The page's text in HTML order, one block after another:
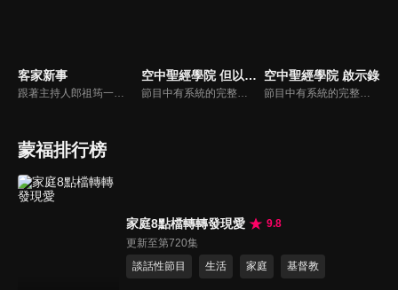
客家新事
跟著主持人郎祖筠一起關心客家事，體驗客家文化之美，透過見證分享一同經歷上帝的恩典。
空中聖經學院 但以理書
節目中有系統的完整講解聖經真理，邀請受過解經講道訓練的老師，按著正意分解真理的道，帶領弟兄姊妹更深的了解聖經的浩瀚與偉大。
空中聖經學院 啟示錄
節目中有系統的完整講解聖經真理，邀請受過解經講道訓練的老師，按著正意分解真理的道，帶領弟兄姊妹更深的了解聖經的浩瀚與偉大。
蒙福排行榜
家庭8點檔轉轉發現愛
9.8
更新至第720集
談話性節目
生活 家庭 基督教